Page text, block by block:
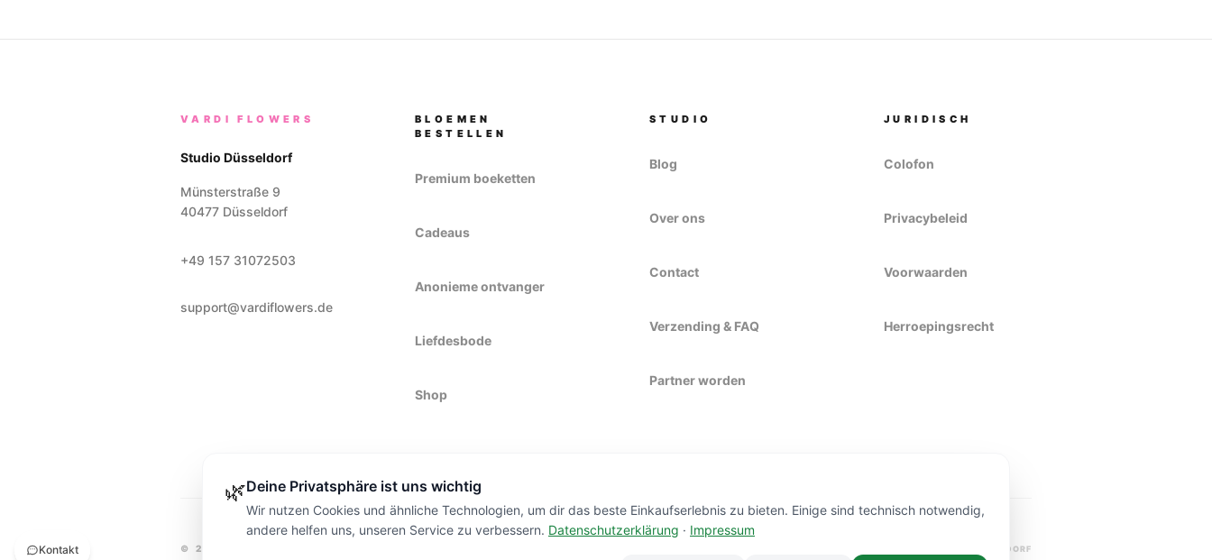
VARDI FLOWERS
Studio Düsseldorf
Münsterstraße 9
40477 Düsseldorf
+49 157 31072503
support@vardiflowers.de
BLOEMEN
BESTELLEN
Premium boeketten
Cadeaus
Anonieme ontvanger
Liefdesbode
Shop
STUDIO
Blog
Over ons
Contact
Verzending & FAQ
Partner worden
JURIDISCH
Colofon
Privacybeleid
Voorwaarden
Herroepingsrecht
© 2026 BEZORGING DÜSSELDORF
🌿Deine Privatsphäre ist uns wichtig
Wir nutzen Cookies und ähnliche Technologien, um dir das beste Einkaufserlebnis zu bieten. Einige sind technisch notwendig,
andere helfen uns, unseren Service zu verbessern. Datenschutzerklärung · Impressum
Kontakt